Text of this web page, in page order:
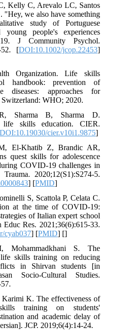
C, Kelly C, Arevalo LC, Santos
"Hey, we also have something
study of Portuguese
young people's experiences
J Community Psychol.
52. [DOI:10.1002/jcop.22453
Organization. Life skills
handbook: prevention of
diseases: approaches for
Switzerland: WHO; 2020.
R, Sharma B, Sharma D.
life skills education. CIER.
[DOI:10.19030/cier.v10i1.9875
M, El-Khatib Z, Brandic AR,
quest skills for adolescence
during COVID-19 challenges in
Trauma. 2020;12(S1):S274-5.
] [PMID
S, Scattola P, Celata C.
at the time of COVID-19:
strategies of Italian expert school
Educ Res. 2021;36(6):615-33.
cyab037] [PMID] [
Mohammadkhani S. The
life skills training on reducing
in Shirvan students [in
Socio-Cultural Studies.
57.
Karimi K. The effectiveness of
skills training on students'
and academic delay of
JCP. 2019;6(4):14-24.